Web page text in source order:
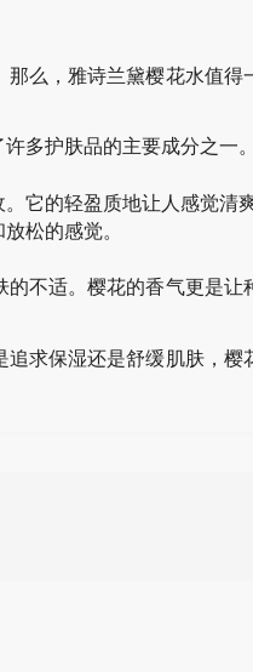
么，雅诗兰黛樱花水值得
多护肤品的主要成分之一。
它的轻盈质地让人感觉清
松的感觉。
不适。樱花的香气更是让
求保湿还是舒缓肌肤，樱